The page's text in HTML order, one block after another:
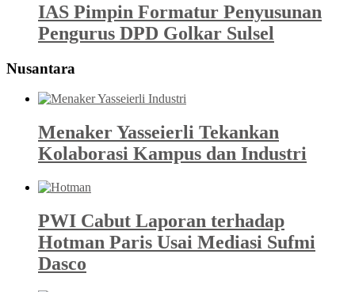
IAS Pimpin Formatur Penyusunan
Pengurus DPD Golkar Sulsel
Nusantara
Menaker Yasseierli Tekankan
Kolaborasi Kampus dan Industri
PWI Cabut Laporan terhadap
Hotman Paris Usai Mediasi Sufmi
Dasco